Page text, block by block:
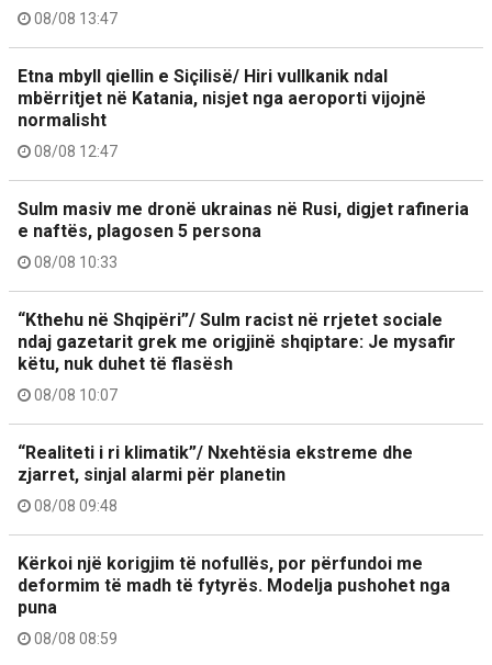
08/08 13:47
Etna mbyll qiellin e Siçilisë/ Hiri vullkanik ndal
mbërritjet në Katania, nisjet nga aeroporti vijojnë
normalisht
08/08 12:47
Sulm masiv me dronë ukrainas në Rusi, digjet rafineria
e naftës, plagosen 5 persona
08/08 10:33
“Kthehu në Shqipëri”/ Sulm racist në rrjetet sociale
ndaj gazetarit grek me origjinë shqiptare: Je mysafir
këtu, nuk duhet të flasësh
08/08 10:07
“Realiteti i ri klimatik”/ Nxehtësia ekstreme dhe
zjarret, sinjal alarmi për planetin
08/08 09:48
Kërkoi një korigjim të nofullës, por përfundoi me
deformim të madh të fytyrës. Modelja pushohet nga
puna
08/08 08:59